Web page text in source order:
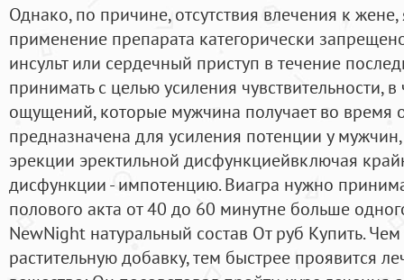
Однако, по причине, отсутствия влечения к жене,
применение препарата категорически
инсульт или сердечный приступ в течение
принимать с целью усиления чувствительности,
ощущений, которые мужчина получает во время
предназначена для усиления потенции у
эрекции эректильной дисфункциейвключая
дисфункции - импотенцию. Виагра нужно
полового акта от 40 до 60 минутне больше
NewNight натуральный состав От руб Купить.
растительную добавку, тем быстрее проявится